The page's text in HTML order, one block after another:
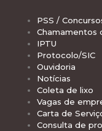
PSS /
Chamamentos
IPTU
Protocolo/SIC
Ouvidoria
Notícias
Coleta de lixo
Vagas de
Carta de
Consulta de